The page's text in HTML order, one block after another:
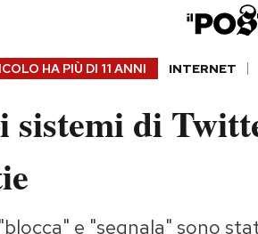
HA PIÙ DI 11 ANNI INTERNET
sistemi di
e "segnala" sono